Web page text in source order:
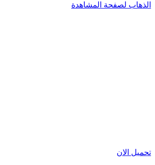
الذهاب لصفحة المشاهدة
تحميل الان